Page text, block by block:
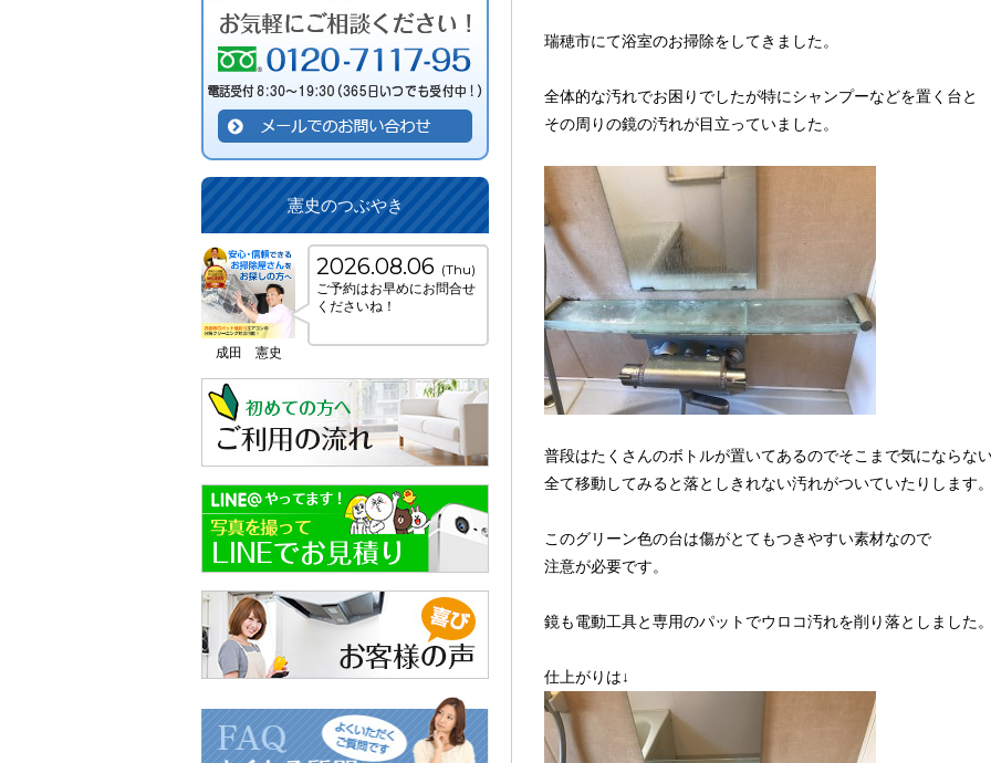
瑞穂市にて浴室のお掃除をしてきました。
全体的な汚れでお困りでしたが特にシャンプーなどを置く台と
その周りの鏡の汚れが目立っていました。
普段はたくさんのボトルが置いてあるのでそこまで気にならな
全て移動してみると落としきれない汚れがついていたりします
このグリーン色の台は傷がとてもつきやすい素材なので
注意が必要です。
鏡も電動工具と専用のパットでウロコ汚れを削り落としました
仕上がりは↓
憲史のつぶやき
成田 憲史
2026.08.06 (Thu)
ご予約はお早めにお問合せ
くださいね！